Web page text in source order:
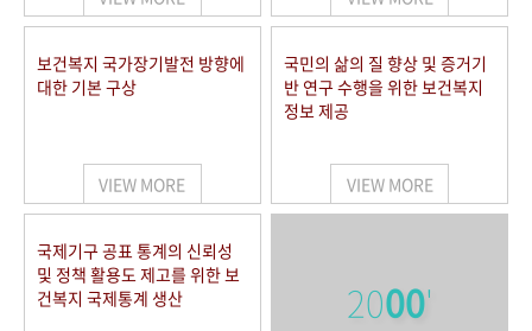
보건복지 국가장기발전 방향에
대한 기본 구상
VIEW MORE
국민의 삶의 질 향상 및 증거기
반 연구 수행을 위한 보건복지
정보 제공
VIEW MORE
국제기구 공표 통계의 신뢰성
및 정책 활용도 제고를 위한 보
건복지 국제통계 생산
2000'